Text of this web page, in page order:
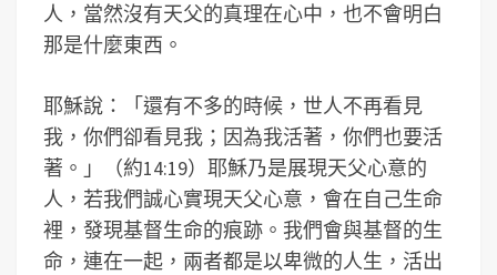
人，當然沒有天父的真理在心中，也不會明白
那是什麼東西。
耶穌說：「還有不多的時候，世人不再看見
我，你們卻看見我；因為我活著，你們也要活
著。」（約14:19）耶穌乃是展現天父心意的
人，若我們誠心實現天父心意，會在自己生命
裡，發現基督生命的痕跡。我們會與基督的生
命，連在一起，兩者都是以卑微的人生，活出